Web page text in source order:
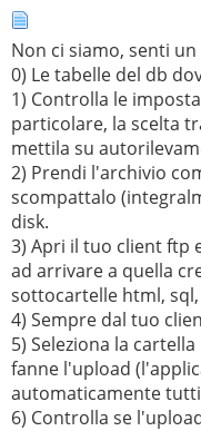
Non ci siamo, senti un
0) Le tabelle del db
1) Controlla le
particolare, la scelta
mettila su
2) Prendi l'archivio
scompattalo
disk.
3) Apri il tuo client ftp
ad arrivare a quella
sottocartelle html,
4) Sempre dal tuo
5) Seleziona la
fanne l'upload
automaticamente
6) Controlla se